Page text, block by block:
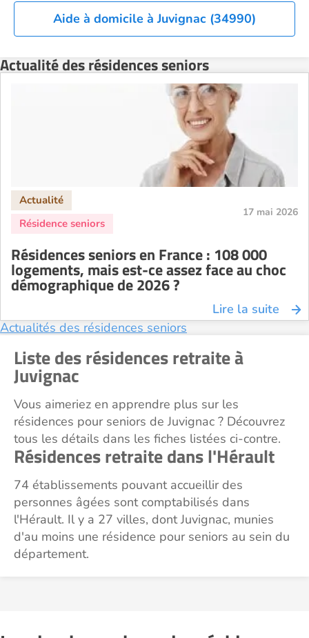
Aide à domicile à Juvignac (34990)
Actualité des résidences seniors
17 mai 2026
Résidences seniors en France : 108 000
logements, mais est-ce assez face au choc
démographique de 2026 ?
Lire la suite
Actualités des résidences seniors
Liste des résidences retraite à
Juvignac
Vous aimeriez en apprendre plus sur les
résidences pour seniors de Juvignac ? Découvrez
tous les détails dans les fiches listées ci-contre.
Résidences retraite dans l'Hérault
74 établissements pouvant accueillir des
personnes âgées sont comptabilisés dans
l'Hérault. Il y a 27 villes, dont Juvignac, munies
d'au moins une résidence pour seniors au sein du
département.